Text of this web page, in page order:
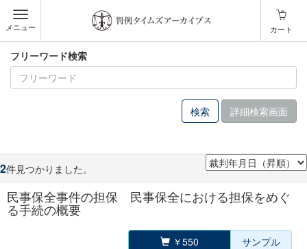
メニュー カート
フリーワード検索
詳細検索画面
2件見つかりました。
民事保全事件の担保 民事保全における担保をめぐ
る手続の概要
￥550 サンプル